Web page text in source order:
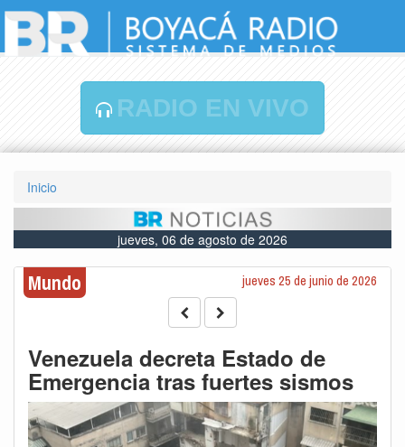
RADIO EN VIVO
Inicio
jueves, 06 de agosto de 2026
Mundo jueves 25 de junio de 2026
Venezuela decreta Estado de
Emergencia tras fuertes sismos